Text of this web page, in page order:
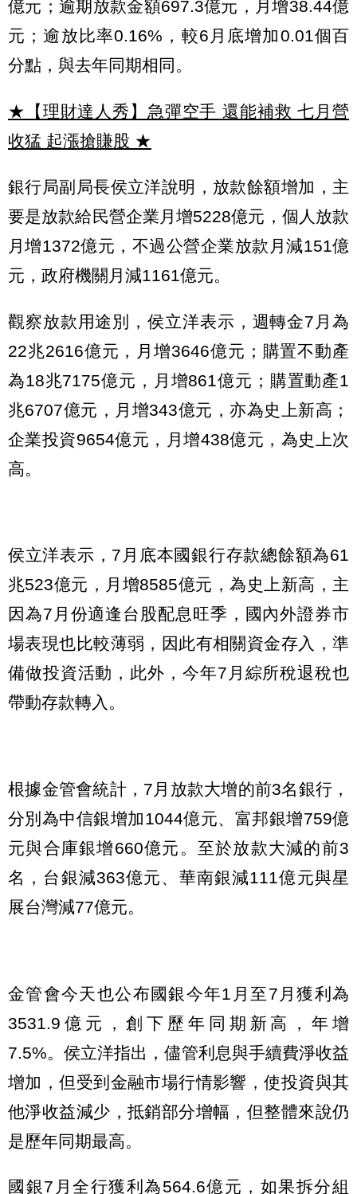
億元；逾期放款金額697.3億元，月增38.44億
元；逾放比率0.16%，較6月底增加0.01個百
分點，與去年同期相同。
★【理財達人秀】急彈空手 還能補救 七月營
收猛 起漲搶賺股 ★
銀行局副局長侯立洋說明，放款餘額增加，主
要是放款給民營企業月增5228億元，個人放款
月增1372億元，不過公營企業放款月減151億
元，政府機關月減1161億元。
觀察放款用途別，侯立洋表示，週轉金7月為
22兆2616億元，月增3646億元；購置不動產
為18兆7175億元，月增861億元；購置動產1
兆6707億元，月增343億元，亦為史上新高；
企業投資9654億元，月增438億元，為史上次
高。
侯立洋表示，7月底本國銀行存款總餘額為61
兆523億元，月增8585億元，為史上新高，主
因為7月份適逢台股配息旺季，國內外證券市
場表現也比較薄弱，因此有相關資金存入，準
備做投資活動，此外，今年7月綜所稅退稅也
帶動存款轉入。
根據金管會統計，7月放款大增的前3名銀行，
分別為中信銀增加1044億元、富邦銀增759億
元與合庫銀增660億元。至於放款大減的前3
名，台銀減363億元、華南銀減111億元與星
展台灣減77億元。
金管會今天也公布國銀今年1月至7月獲利為
3531.9億元，創下歷年同期新高，年增
7.5%。侯立洋指出，儘管利息與手續費淨收益
增加，但受到金融市場行情影響，使投資與其
他淨收益減少，抵銷部分增幅，但整體來說仍
是歷年同期最高。
國銀7月全行獲利為564.6億元，如果拆分組